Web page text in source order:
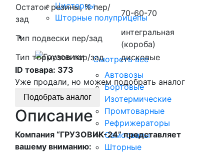
Цистерны
Шторные полуприцепы
Грузовики
Смотреть все
Автовозы
Бортовые
Изотермические
Промтоварные
Рефрижераторы
Самосвалы
Шторные
Остаток резины, % пер/
зад
70-60-70
Тип подвески пер/зад
интегральная
(короба)
Тип тормозов пер/зад
дисковые
ID товара: 373
Уже продали, но можем подобрать аналог
Подобрать аналог
Описание
Компания “ГРУЗОВИК-24” представляет
вашему вниманию: